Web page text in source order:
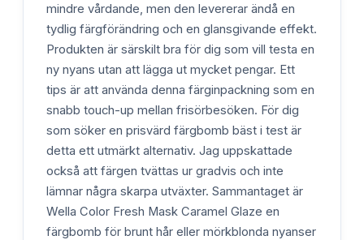
mindre vårdande, men den levererar ändå en
tydlig färgförändring och en glansgivande effekt.
Produkten är särskilt bra för dig som vill testa en
ny nyans utan att lägga ut mycket pengar. Ett
tips är att använda denna färginpackning som en
snabb touch-up mellan frisörbesöken. För dig
som söker en prisvärd färgbomb bäst i test är
detta ett utmärkt alternativ. Jag uppskattade
också att färgen tvättas ur gradvis och inte
lämnar några skarpa utväxter. Sammantaget är
Wella Color Fresh Mask Caramel Glaze en
färgbomb för brunt hår eller mörkblonda nyanser